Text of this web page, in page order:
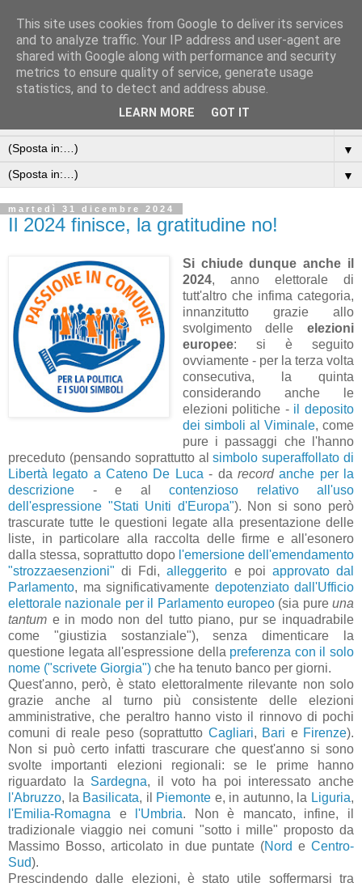
▼
▼
martedì 31 dicembre 2024
Il 2024 finisce, la gratitudine no!
Si chiude dunque anche il
2024, anno elettorale di
tutt'altro che infima categoria,
innanzitutto grazie allo
svolgimento delle elezioni
europee: si è seguito
ovviamente - per la terza volta
consecutiva, la quinta
considerando anche le
elezioni politiche - il deposito
dei simboli al Viminale, come
pure i passaggi che l'hanno
preceduto (pensando soprattutto alsimbolo superaffollato di
Libertà legato a Cateno De Luca - da record anche per la
descrizione - e al contenzioso relativo all'uso
dell'espressione "Stati Uniti d'Europa"). Non si sono però
trascurate tutte le questioni legate alla presentazione delle
liste, in particolare alla raccolta delle firme e all'esonero
dalla stessa, soprattutto dopo l'emersione dell'emendamento
"strozzaesenzioni" di Fdi,alleggerito e poi approvato dal
Parlamento, ma significativamente depotenziato dall'Ufficio
elettorale nazionale per il Parlamento europeo(sia pure una
tantum e in modo non del tutto piano, pur se inquadrabile
come "giustizia sostanziale"), senza dimenticare la
questione legata all'espressione della preferenza con il solo
nome ("scrivete Giorgia") che ha tenuto banco per giorni.
Quest'anno, però, è stato elettoralmente rilevante non solo
grazie anche al turno più consistente delle elezioni
amministrative, che peraltro hanno visto il rinnovo di pochi
comuni di reale peso (soprattutto Cagliari, Bari e Firenze).
Non si può certo infatti trascurare che quest'anno si sono
svolte importanti elezioni regionali: se le prime hanno
riguardato la Sardegna, il voto ha poi interessato anche
l'Abruzzo, la Basilicata, il Piemonte e, in autunno, la Liguria,
l'Emilia-Romagna e l'Umbria. Non è mancato, infine, il
tradizionale viaggio nei comuni "sotto i mille" proposto da
Massimo Bosso, articolato in due puntate (Nord e Centro-
Sud).
Prescindendo dalle elezioni, è stato utile soffermarsi tra
This site uses cookies from Google to deliver its services
and to analyze traffic. Your IP address and user-agent are
shared with Google along with performance and security
metrics to ensure quality of service, generate usage
statistics, and to detect and address abuse.
LEARN MORE GOT IT